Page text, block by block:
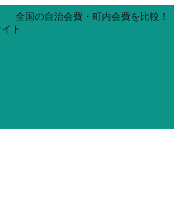
全国の自治会費・町内会費を比較！
ト